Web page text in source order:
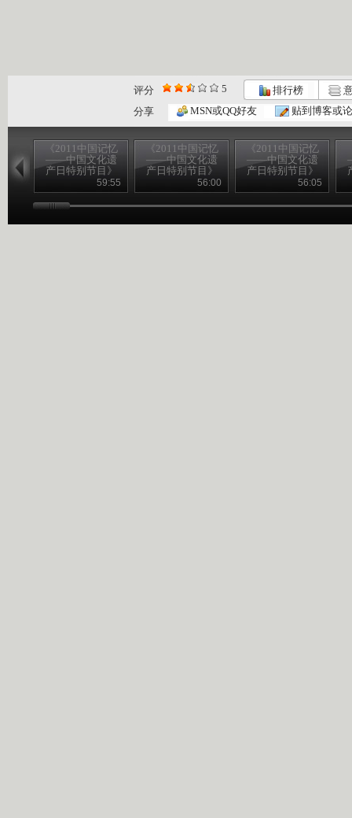
评分 5 排行榜
分享
MSN或QQ好友 贴到博客或
《2011中国记忆
——中国文化遗
产日特别节目》
20110611 （一）
59:55
《2011中国记忆
——中国文化遗
产日特别节目》
20110611 （二）
56:00
《2011中国记忆
——中国文化遗
产日特别节目》
20110611 （三）
56:05